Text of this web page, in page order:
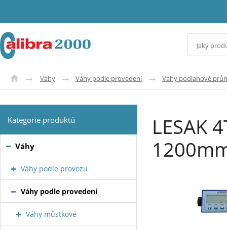
Váhy Váhy podle provedení Váhy podlahové
LESAK
Kategorie produktů
Váhy
Váhy podle provozu
Váhy podle provedení
Váhy můstkové